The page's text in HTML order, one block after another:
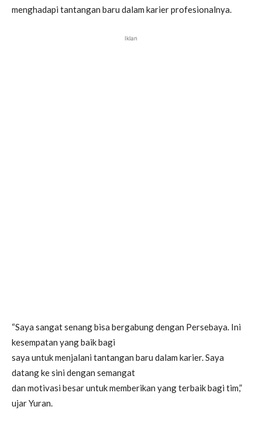
menghadapi tantangan baru dalam karier profesionalnya.
Iklan
“Saya sangat senang bisa bergabung dengan Persebaya. Ini
kesempatan yang baik bagi
saya untuk menjalani tantangan baru dalam karier. Saya
datang ke sini dengan semangat
dan motivasi besar untuk memberikan yang terbaik bagi tim,”
ujar Yuran.